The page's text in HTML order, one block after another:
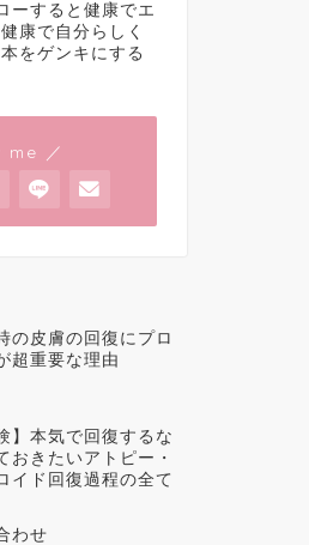
ーすると健康でエ
康で自分らしく
をゲンキにする
me ／
の皮膚の回復にプロ
超重要な理由
】本気で回復するな
おきたいアトピー・
イド回復過程の全て
わせ